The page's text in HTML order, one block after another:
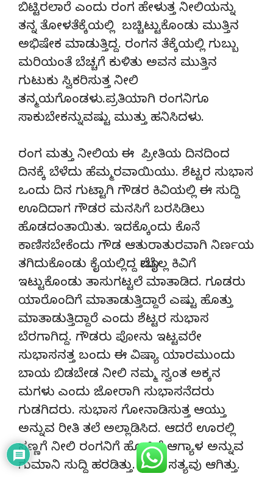
ಬಿಟ್ಟಿರಲಾರೆ ಎಂದು ರಂಗ ಹೇಳುತ್ತ ನೀಲಿಯನ್ನು
ತನ್ನ ತೋಳತೆಕ್ಕೆಯಲ್ಲಿ ಬಚ್ಚಿಟ್ಟುಕೊಂಡು ಮುತ್ತಿನ
ಅಭಿಷೇಕ ಮಾಡುತ್ತಿದ್ದ. ರಂಗನ ತೆಕ್ಕೆಯಲ್ಲಿ ಗುಬ್ಬು
ಮರಿಯಂತೆ ಬೆಚ್ಚಗೆ ಕುಳಿತು ಅವನ ಮುತ್ತಿನ
ಗುಟುಕು ಸ್ವಿಕರಿಸುತ್ತ ನೀಲಿ
ತನ್ಮಯಗೊಂಡಳು.ಪ್ರತಿಯಾಗಿ ರಂಗನಿಗೂ
ಸಾಕುಬೇಕನ್ನುವಷ್ಟು ಮುತ್ತು ಹನಿಸಿದಳು.
ರಂಗ ಮತ್ತು ನೀಲಿಯ ಈ ಪ್ರೀತಿಯ ದಿನದಿಂದ
ದಿನಕ್ಕೆ ಬೆಳೆದು ಹೆಮ್ಮರವಾಯಿಯು. ಶೆಟ್ಟರ ಸುಭಾಸ
ಒಂದು ದಿನ ಗುಟ್ಟಾಗಿ ಗೌಡರ ಕಿವಿಯಲ್ಲಿ ಈ ಸುದ್ದಿ
ಊದಿದಾಗ ಗೌಡರ ಮನಸಿಗೆ ಬರಸಿಡಿಲು
ಹೊಡದಂತಾಯಿತು. ಇದಕ್ಕೊಂದು ಕೊನೆ
ಕಾಣಿಸಬೇಕೆಂದು ಗೌಡ ಆತುರಾತುರವಾಗಿ ನಿರ್ಣಯ
ತಗಿದುಕೊಂಡು ಕೈಯಲ್ಲಿದ್ದ ಮೋಬೈಲ್ಲ ಕಿವಿಗೆ
ಇಟ್ಟುಕೊಂಡು ತಾಸುಗಟ್ಟಲೆ ಮಾತಾಡಿದ. ಗೂಡರು
ಯಾರೊಂದಿಗೆ ಮಾತಾಡುತ್ತಿದ್ದಾರೆ ಎಷ್ಟು ಹೊತ್ತು
ಮಾತಾಡುತ್ತಿದ್ದಾರೆ ಎಂದು ಶೆಟ್ಟರ ಸುಭಾಸ
ಬೆರಗಾಗಿದ್ದ. ಗೌಡರು ಪೋನು ಇಟ್ಟವರೇ
ಸುಭಾಸನತ್ತ ಬಂದು ಈ ವಿಷ್ಯಾ ಯಾರಮುಂದು
ಬಾಯ ಬಿಡಬೇಡ ನೀಲಿ ನಮ್ಮ ಸ್ವಂತ ಅಕ್ಕನ
ಮಗಳು ಎಂದು ಜೋರಾಗಿ ಸುಭಾಸನೆದರು
ಗುಡಗಿದರು. ಸುಭಾಸ ಗೋನಾಡಿಸುತ್ತ ಆಯ್ತು
ಅನ್ನುವ ರೀತಿ ತಲೆ ಅಲ್ಲಾಡಿಸಿದ. ಆದರೆ ಊರಲ್ಲಿ
ಸಣ್ಣಗೆ ನೀಲಿ ರಂಗನಿಗೆ ಹೊಟ್ಟಿಲೆ ಆಗ್ಯಾಳ ಅನ್ನುವ
ಗುಮಾನಿ ಸುದ್ದಿ ಹರಡಿತ್ತು. ಅದು ಸತ್ಯವು ಆಗಿತ್ತು.